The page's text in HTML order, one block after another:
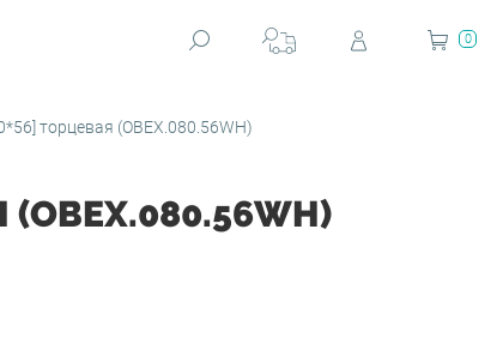
0
торцевая (OBEX.080.56WH)